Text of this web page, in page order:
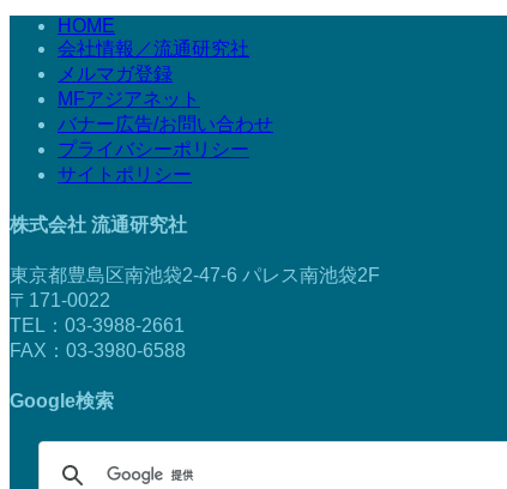
HOME
会社情報／流通研究社
メルマガ登録
MFアジアネット
バナー広告/お問い合わせ
プライバシーポリシー
サイトポリシー
株式会社 流通研究社
東京都豊島区南池袋2-47-6 パレス南池袋2F
〒171-0022
TEL：03-3988-2661
FAX：03-3980-6588
Google検索